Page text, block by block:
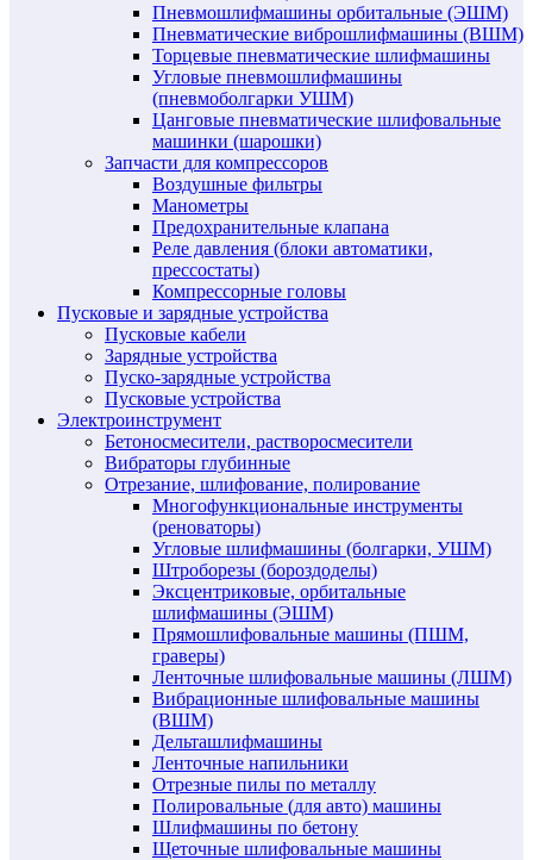
Пневмошлифмашины орбитальные (ЭШМ)
Пневматические виброшлифмашины (ВШМ)
Торцевые пневматические шлифмашины
Угловые пневмошлифмашины
(пневмоболгарки УШМ)
Цанговые пневматические шлифовальные
машинки (шарошки)
Запчасти для компрессоров
Воздушные фильтры
Манометры
Предохранительные клапана
Реле давления (блоки автоматики,
прессостаты)
Компрессорные головы
Пусковые и зарядные устройства
Пусковые кабели
Зарядные устройства
Пуско-зарядные устройства
Пусковые устройства
Электроинструмент
Бетоносмесители, растворосмесители
Вибраторы глубинные
Отрезание, шлифование, полирование
Многофункциональные инструменты
(реноваторы)
Угловые шлифмашины (болгарки, УШМ)
Штроборезы (бороздоделы)
Эксцентриковые, орбитальные
шлифмашины (ЭШМ)
Прямошлифовальные машины (ПШМ,
граверы)
Ленточные шлифовальные машины (ЛШМ)
Вибрационные шлифовальные машины
(ВШМ)
Дельташлифмашины
Ленточные напильники
Отрезные пилы по металлу
Полировальные (для авто) машины
Шлифмашины по бетону
Щеточные шлифовальные машины